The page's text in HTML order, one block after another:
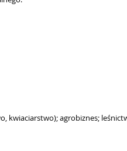
kwiaciarstwo); agrobiznes;